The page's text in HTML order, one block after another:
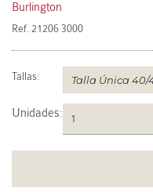
Burlington
Ref. 21206 3000
Tallas:
Unidades: